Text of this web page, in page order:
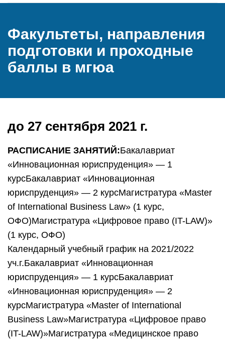
Факультеты, направления
подготовки и проходные
баллы в мгюа
до 27 сентября 2021 г.
РАСПИСАНИЕ ЗАНЯТИЙ:Бакалавриат
«Инновационная юриспруденция» — 1
курсБакалавриат «Инновационная
юриспруденция» — 2 курсМагистратура «Master
of International Business Law» (1 курс,
ОФО)Магистратура «Цифровое право (IT-LAW)»
(1 курс, ОФО)
Календарный учебный график на 2021/2022
уч.г.Бакалавриат «Инновационная
юриспруденция» — 1 курсБакалавриат
«Инновационная юриспруденция» — 2
курсМагистратура «Master of International
Business Law»Магистратура «Цифровое право
(IT-LAW)»Магистратура «Медицинское право